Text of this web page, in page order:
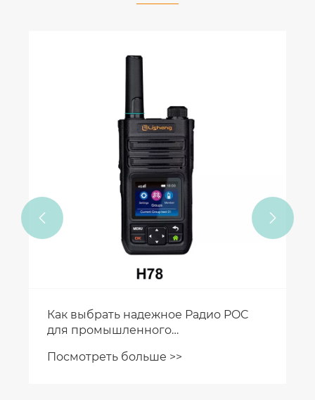
Почему Радио POC становится
популярным в сфере общественной
Посмотреть больше >>
 